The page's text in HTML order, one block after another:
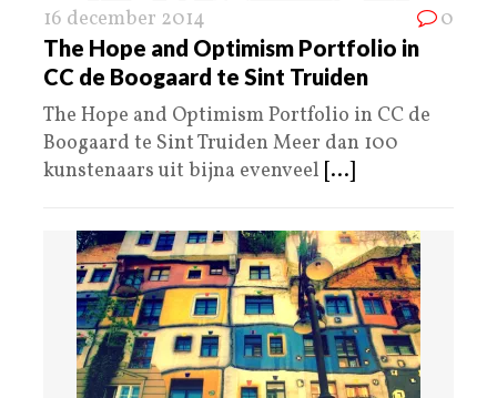
16 december 2014 0
The Hope and Optimism Portfolio in
CC de Boogaard te Sint Truiden
The Hope and Optimism Portfolio in CC de
Boogaard te Sint Truiden Meer dan 100
kunstenaars uit bijna evenveel [...]